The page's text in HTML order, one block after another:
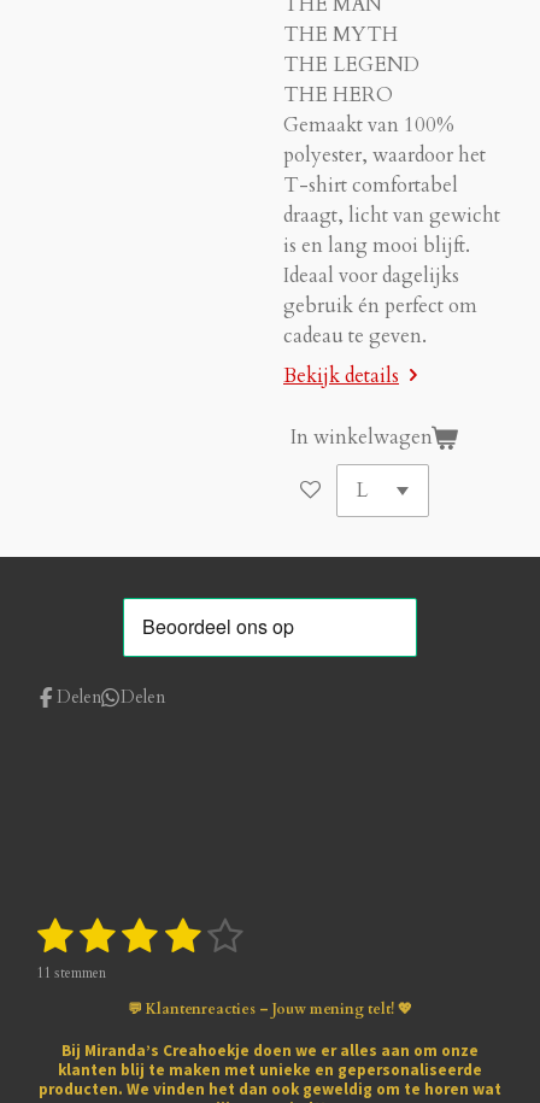
THE MYTH
THE LEGEND
THE HERO
Gemaakt van 100%
polyester, waardoor het
T-shirt comfortabel
draagt, licht van gewicht
is en lang mooi blijft.
Ideaal voor dagelijks
gebruik én perfect om
cadeau te geven.
Bekijk details
In winkelwagen
Delen Delen
R
t
1
s
r
2
s
e
r
3
t
e
r
4
t
e
r
5
t
e
r
S
m
11 stemmen
💬 Klantenreacties – Jouw mening telt! 💖
Bij Miranda’s Creahoekje doen we er alles aan om onze
klanten blij te maken met unieke en gepersonaliseerde
producten. We vinden het dan ook geweldig om te horen wat